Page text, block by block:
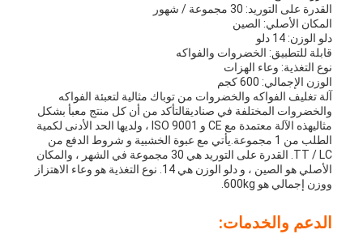
القدرة على التوريد: 30 مجموعة / شهور
المكان الأصلي: الصين
دلو الوزن: 14 دلو
قابلة للتطبيق: الخضروات والفواكه
نوع التغذية: وعاء الهزات
الوزن الإجمالي: 600 كجم
آلة تغليف الفواكه والخضروات من توباك مثالية لتعبئة الفواكه
والخضروات المختلفة في صناديقالتأكد من أن كل منتج معبأ بشكل
مثاليهذه الآلة معتمدة مع CE و ISO 9001 ، ولديها الحد الأدنى لكمية
الطلب من 1 مجموعة.يأتي مع عبوة الخشبية و شروط الدفع من
TT / LC. القدرة على التوريد هي 30 مجموعة في الشهر ، والمكان
الأصلي هو الصين ، و دلو الوزن هي 14. نوع التغذية هو وعاء الاهتزاز
ووزن إجمالي هو 600kg.
الدعم والخدمات: